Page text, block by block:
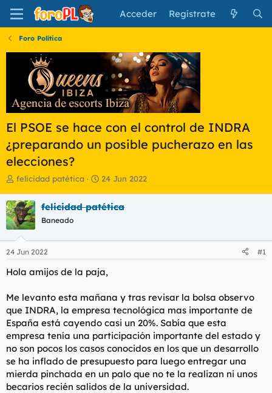
Acceder Regístrate
Foro Política
El PSOE se hace con el control de INDRA
¿preparando un posible pucherazo en las
elecciones?
I
i
c
i
a
d
o
d
l
t
e
m
a
felicidad patética
F
h
e
i
i
o
24 Jun 2022
felicidad patética
Baneado
24 Jun 2022 #1
Hola amijos de la paja,
Me levanto esta mañana y tras revisar la bolsa observo
que INDRA, la empresa tecnológica mas importante de
España está cayendo casi un 20%. Sabía que esta
empresa tenía una participación importante del estado y
no son pocos los casos conocidos en los que un desarrollo
se ha inflado de presupuesto para luego entregar una
mierda pinchada en un palo que no te la realizan ni unos
becarios recién salidos de la universidad.